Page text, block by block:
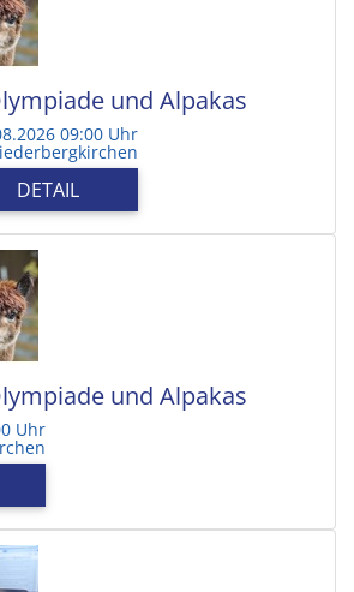
und Alpakas
09:00 Uhr
DETAIL
und Alpakas
Uhr